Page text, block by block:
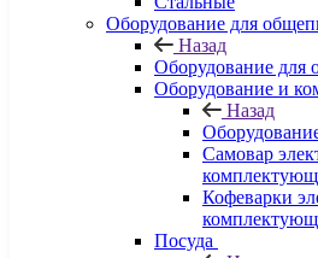
Оборудование для
Назад
Оборудование для
Оборудование и
Назад
Самовар
Кофеварки
Посуда